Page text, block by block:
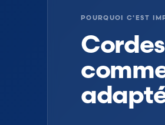
POURQUOI C'EST